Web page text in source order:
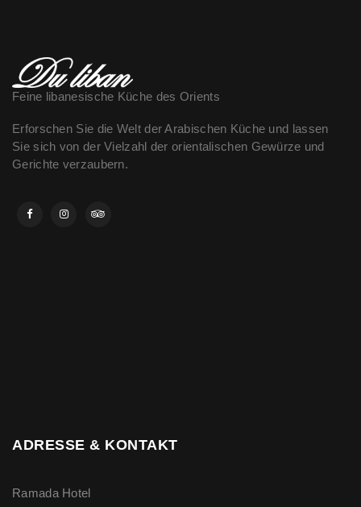
Feine libanesische Küche des Orients
Erforschen Sie die Welt der Arabischen Küche und lassen
Sie sich von der Vielzahl der orientalischen Gewürze und
Gerichte verzaubern.
ADRESSE & KONTAKT
Ramada Hotel